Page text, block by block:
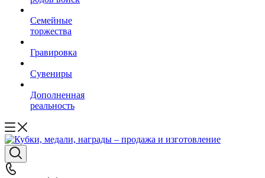
Семейные
торжества
Гравировка
Сувениры
Дополненная
реальность